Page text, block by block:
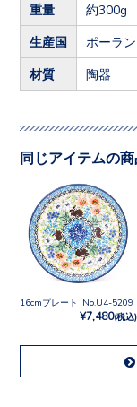
重量 約300g
生産国 ポーラ
材質 陶器
同じアイテムの商
16cmプレート No.U4-5209
¥7,480(税込)